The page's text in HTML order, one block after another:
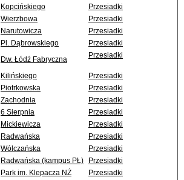
Kopcińskiego
Przesiadki
Wierzbowa
Przesiadki
Narutowicza
Przesiadki
Pl. Dąbrowskiego
Przesiadki
Dw. Łódź Fabryczna Przesiadki
Kilińskiego
Przesiadki
Piotrkowska
Przesiadki
Zachodnia
Przesiadki
6 Sierpnia
Przesiadki
Mickiewicza
Przesiadki
Radwańska
Przesiadki
Wólczańska
Przesiadki
Radwańska (kampus PŁ)
Przesiadki
Park im. Klepacza NŻ
Przesiadki